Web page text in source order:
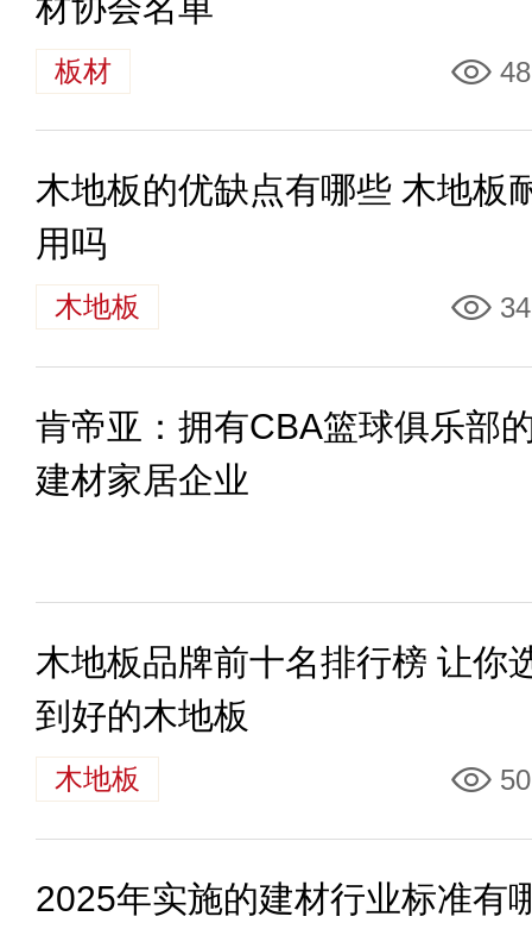
板材
木地板的优缺点有哪些 木地板
用吗
木地板
肯帝亚：拥有CBA篮球俱乐部
建材家居企业
木地板品牌前十名排行榜 让你
到好的木地板
木地板
2025年实施的建材行业标准有